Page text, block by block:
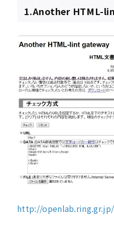
1.Another HTML-
http://